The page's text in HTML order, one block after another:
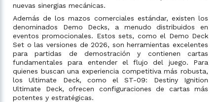
nuevas sinergias mecánicas.
Además de los mazos comerciales estándar, existen los
denominados Demo Decks, a menudo distribuidos en
eventos promocionales. Estos sets, como el Demo Deck
Set o las versiones de 2026, son herramientas excelentes
para partidas de demostración y contienen cartas
fundamentales para entender el flujo del juego. Para
quienes buscan una experiencia competitiva más robusta,
los Ultimate Deck, como el ST-09: Destiny Ignition
Ultimate Deck, ofrecen configuraciones de cartas más
potentes y estratégicas.